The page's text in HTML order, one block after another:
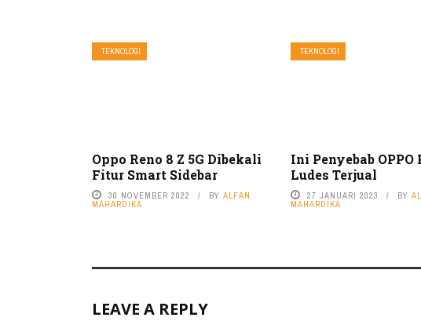
TEKNOLOGI
Oppo Reno 8 Z 5G Dibekali
Fitur Smart Sidebar
30 NOVEMBER 2022 BY ALFAN
MAHARDIKA
TEKNOLOGI
Ini Penyebab OPPO
Ludes Terjual
27 JANUARI 2023 BY
MAHARDIKA
LEAVE A REPLY